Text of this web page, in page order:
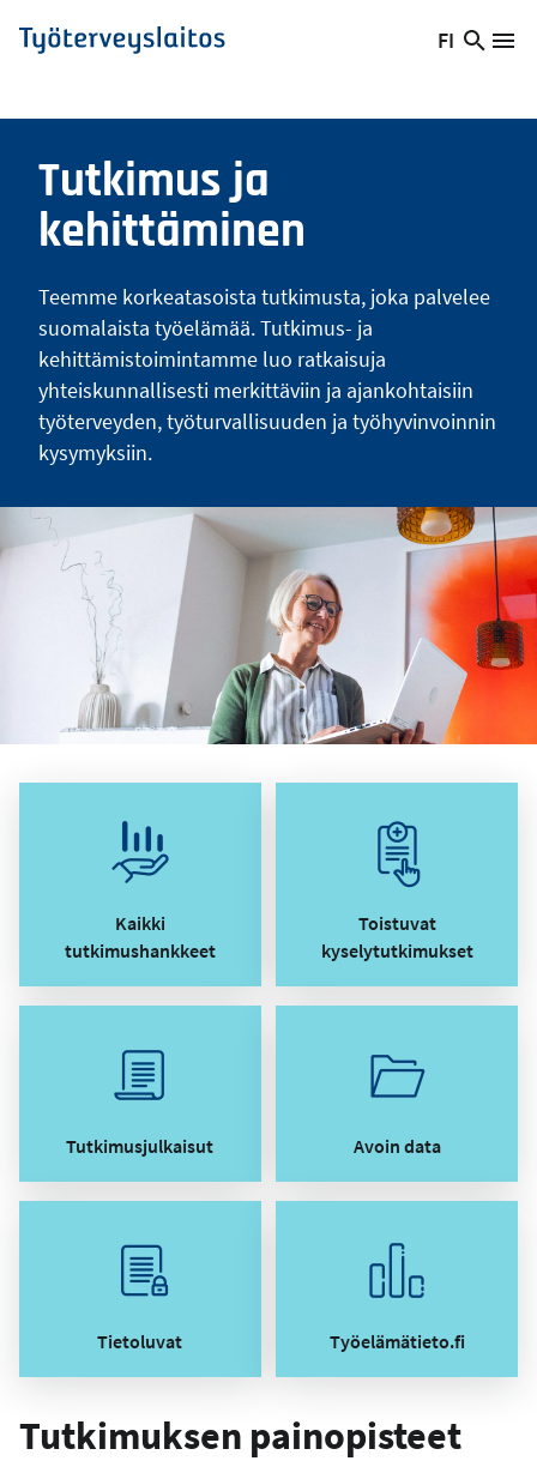
Hyppää
pääsisältöön
Työterveyslaitos
Vaihda
kieli:
FI
Hae
Tutkimus ja
kehittäminen
Teemme korkeatasoista tutkimusta, joka palvelee
suomalaista työelämää. Tutkimus- ja
kehittämistoimintamme luo ratkaisuja
yhteiskunnallisesti merkittäviin ja ajankohtaisiin
työterveyden, työturvallisuuden ja työhyvinvoinnin
kysymyksiin.
Kaikki
tutkimushankkeet
Toistuvat
kyselytutkimukset
Tutkimusjulkaisut Avoin data
Tietoluvat Työelämätieto.fi
Tutkimuksen painopisteet